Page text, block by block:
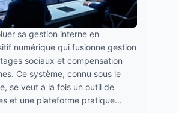
sa gestion interne en
numérique qui fusionne gestion
sociaux et compensation
Ce système, connu sous le
se veut à la fois un outil de
et une plateforme pratique...